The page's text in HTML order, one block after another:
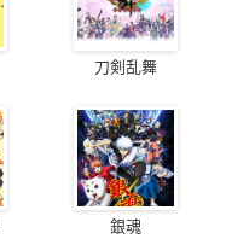
刀剣乱舞
銀魂